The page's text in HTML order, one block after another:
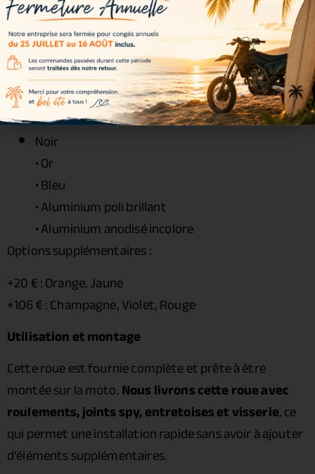
• Joints spy : inclus
• Entretoises : incluses
• Visserie : incluse
Couleurs disponibles
Couleurs incluses dans le kit :
Noir
• Or
• Bleu
• Aluminium poli brillant
• Aluminium anodisé incolore
Options supplémentaires :
+20 € : Orange, Jaune
+106 € : Champagne, Violet, Rouge
Utilisation et montage
Cette roue est fournie complète et prête à être
montée sur la moto.Nous livrons cette roue avec
roulements, joints spy, entretoises et visserie, ce
qui permet une installation rapide sans avoir à ajouter
d’éléments supplémentaires.